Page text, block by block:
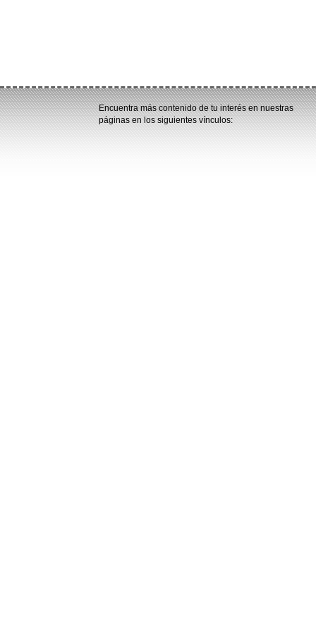
Encuentra más contenido de tu interés en nuestras
páginas en los siguientes vínculos: